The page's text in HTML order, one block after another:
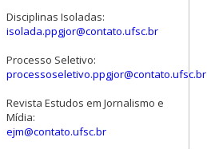
Disciplinas Isoladas:
isolada.ppgjor@contato.ufsc.br
Processo Seletivo:
processoseletivo.ppgjor@contato.ufsc.br
Revista Estudos em Jornalismo e
Mídia:
ejm@contato.ufsc.br